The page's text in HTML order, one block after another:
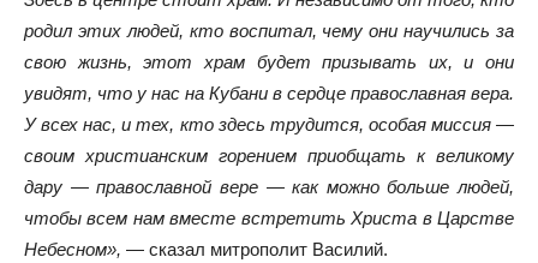
родил этих людей, кто воспитал, чему они научились за
свою жизнь, этот храм будет призывать их, и они
увидят, что у нас на Кубани в сердце православная вера.
У всех нас, и тех, кто здесь трудится, особая миссия —
своим христианским горением приобщать к великому
дару — православной вере — как можно больше людей,
чтобы всем нам вместе встретить Христа в Царстве
Небесном», — сказал митрополит Василий.